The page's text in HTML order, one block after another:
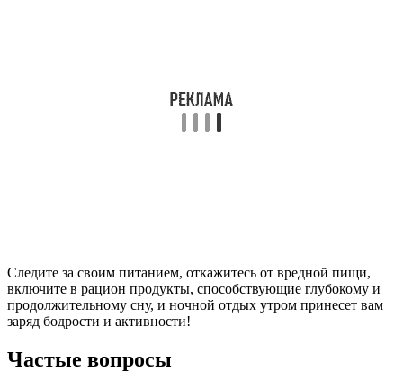
Следите за своим питанием, откажитесь от вредной пищи,
включите в рацион продукты, способствующие глубокому и
продолжительному сну, и ночной отдых утром принесет вам
заряд бодрости и активности!
Частые вопросы